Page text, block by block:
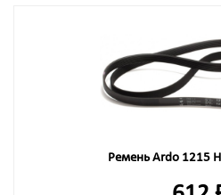
Ремень Ardo 1215